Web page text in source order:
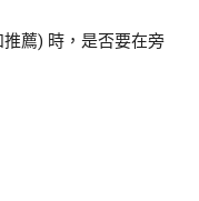
薦) 時，是否要在旁